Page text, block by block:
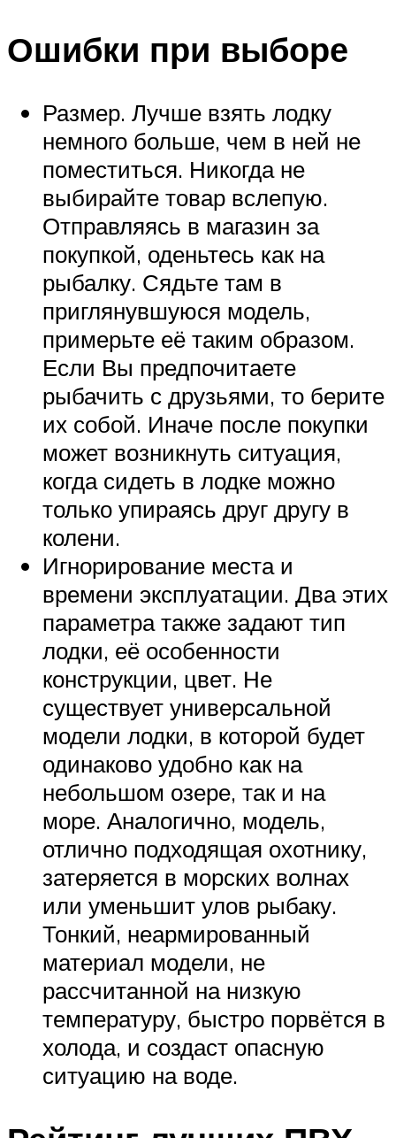
Ошибки при выборе
Размер. Лучше взять лодку
немного больше, чем в ней не
поместиться. Никогда не
выбирайте товар вслепую.
Отправляясь в магазин за
покупкой, оденьтесь как на
рыбалку. Сядьте там в
приглянувшуюся модель,
примерьте её таким образом.
Если Вы предпочитаете
рыбачить с друзьями, то берите
их собой. Иначе после покупки
может возникнуть ситуация,
когда сидеть в лодке можно
только упираясь друг другу в
колени.
Игнорирование места и
времени эксплуатации. Два этих
параметра также задают тип
лодки, её особенности
конструкции, цвет. Не
существует универсальной
модели лодки, в которой будет
одинаково удобно как на
небольшом озере, так и на
море. Аналогично, модель,
отлично подходящая охотнику,
затеряется в морских волнах
или уменьшит улов рыбаку.
Тонкий, неармированный
материал модели, не
рассчитанной на низкую
температуру, быстро порвётся в
холода, и создаст опасную
ситуацию на воде.